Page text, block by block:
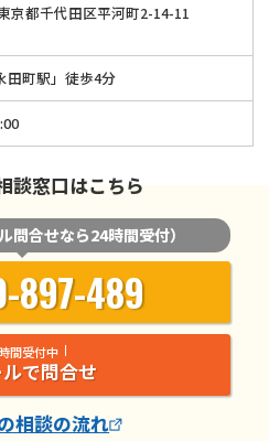
京都千代田区平河町2-14-11
田町駅」徒歩4分
談窓口はこちら
問合せなら24時間受付）
897-489
間受付中
で問合せ
相談の流れ